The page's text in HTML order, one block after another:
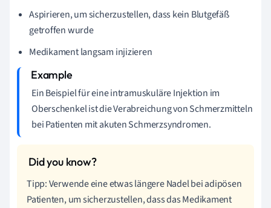
Aspirieren, um sicherzustellen, dass kein Blutgefäß
getroffen wurde
Medikament langsam injizieren
Ein Beispiel für eine intramuskuläre Injektion im
Oberschenkel ist die Verabreichung von Schmerzmitteln
bei Patienten mit akuten Schmerzsyndromen.
Tipp: Verwende eine etwas längere Nadel bei adipösen
Patienten, um sicherzustellen, dass das Medikament